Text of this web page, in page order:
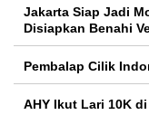
Jakarta Siap Jadi
Disiapkan Benahi
Pembalap Cilik
AHY Ikut Lari 10K